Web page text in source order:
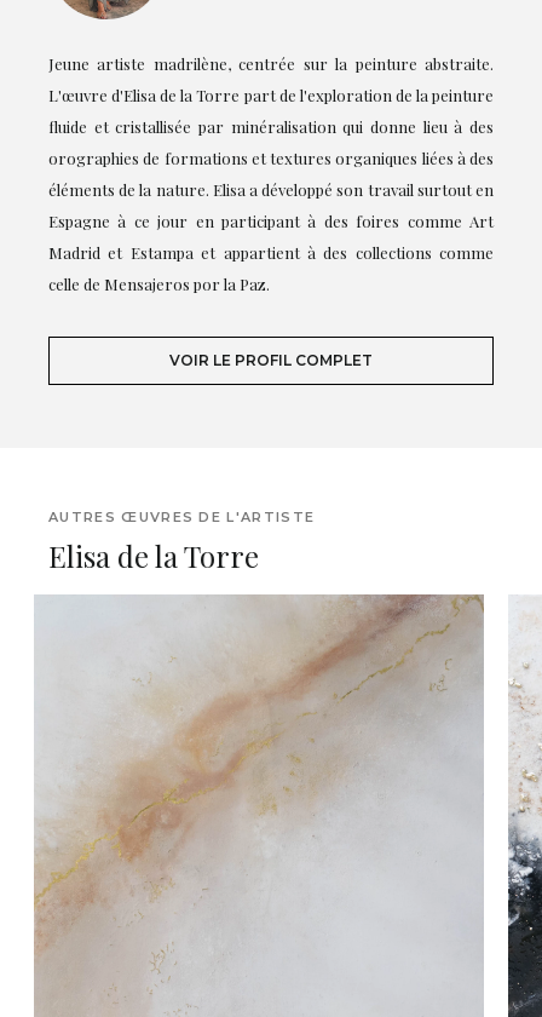
Jeune artiste madrilène, centrée sur la peinture abstraite.
L'œuvre d'Elisa de la Torre part de l'exploration de la peinture
fluide et cristallisée par minéralisation qui donne lieu à des
orographies de formations et textures organiques liées à des
éléments de la nature. Elisa a développé son travail surtout en
Espagne à ce jour en participant à des foires comme Art
Madrid et Estampa et appartient à des collections comme
celle de Mensajeros por la Paz.
VOIR LE PROFIL COMPLET
AUTRES ŒUVRES DE L'ARTISTE
Elisa de la Torre